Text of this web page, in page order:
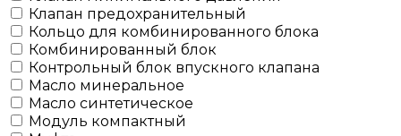
Клапан предохранительный
Кольцо для комбинированного блока
Комбинированный блок
Контрольный блок впускного клапана
Масло минеральное
Масло синтетическое
Модуль компактный